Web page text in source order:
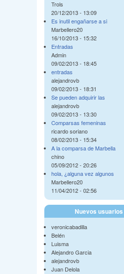
Trols
20/12/2013 - 13:09
Es inutil engañarse a si
Marbellero20
16/10/2013 - 15:32
Entradas
Admin
09/02/2013 - 18:45
entradas
alejandrovb
09/02/2013 - 18:31
Se pueden adquirir las
alejandrovb
09/02/2013 - 13:30
Comparsas femeninas
ricardo soriano
08/02/2013 - 15:34
A la comparsa de Marbella
chino
05/09/2012 - 20:26
hola, ¿alguna vez algunos
Marbellero20
11/04/2012 - 02:56
Nuevos usuarios
veronicabadilla
Belén
Luisma
Alejandro Garcia
alejandrovb
Juan Delola